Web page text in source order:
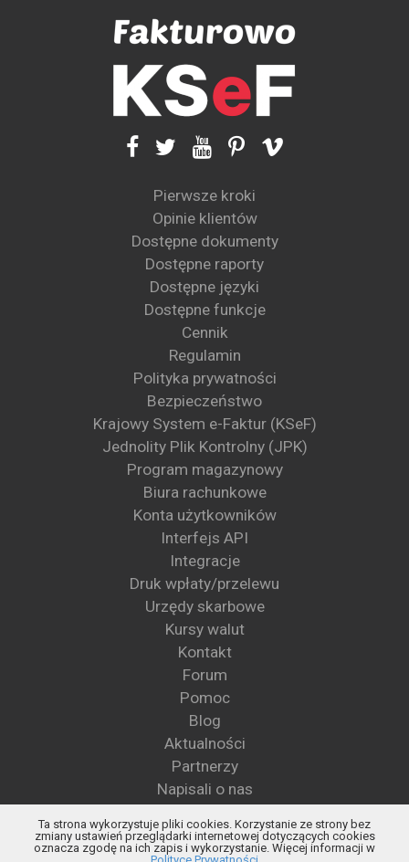
Pierwsze kroki
Opinie klientów
Dostępne dokumenty
Dostępne raporty
Dostępne języki
Dostępne funkcje
Cennik
Regulamin
Polityka prywatności
Bezpieczeństwo
Krajowy System e-Faktur (KSeF)
Jednolity Plik Kontrolny (JPK)
Program magazynowy
Biura rachunkowe
Konta użytkowników
Interfejs API
Integracje
Druk wpłaty/przelewu
Urzędy skarbowe
Kursy walut
Kontakt
Forum
Pomoc
Blog
Aktualności
Partnerzy
Napisali o nas
Blog KSeF
Status KSeF
Ta strona wykorzystuje pliki cookies. Korzystanie ze strony bez
zmiany ustawień przeglądarki internetowej dotyczących cookies
oznacza zgodę na ich zapis i wykorzystanie. Więcej informacji w